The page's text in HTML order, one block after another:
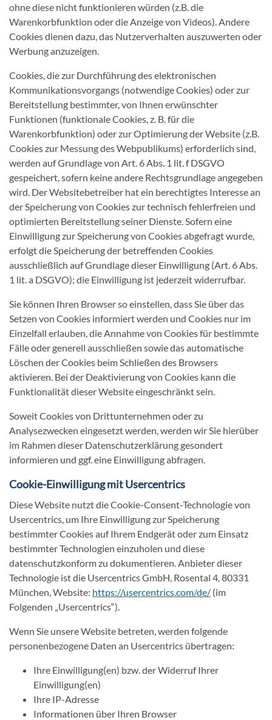
ohne diese nicht funktionieren würden (z.B. die
Warenkorbfunktion oder die Anzeige von Videos). Andere
Cookies dienen dazu, das Nutzerverhalten auszuwerten oder
Werbung anzuzeigen.
Cookies, die zur Durchführung des elektronischen
Kommunikationsvorgangs (notwendige Cookies) oder zur
Bereitstellung bestimmter, von Ihnen erwünschter
Funktionen (funktionale Cookies, z. B. für die
Warenkorbfunktion) oder zur Optimierung der Website (z.B.
Cookies zur Messung des Webpublikums) erforderlich sind,
werden auf Grundlage von Art. 6 Abs. 1 lit. f DSGVO
gespeichert, sofern keine andere Rechtsgrundlage angegeben
wird. Der Websitebetreiber hat ein berechtigtes Interesse an
der Speicherung von Cookies zur technisch fehlerfreien und
optimierten Bereitstellung seiner Dienste. Sofern eine
Einwilligung zur Speicherung von Cookies abgefragt wurde,
erfolgt die Speicherung der betreffenden Cookies
ausschließlich auf Grundlage dieser Einwilligung (Art. 6 Abs.
1 lit. a DSGVO); die Einwilligung ist jederzeit widerrufbar.
Sie können Ihren Browser so einstellen, dass Sie über das
Setzen von Cookies informiert werden und Cookies nur im
Einzelfall erlauben, die Annahme von Cookies für bestimmte
Fälle oder generell ausschließen sowie das automatische
Löschen der Cookies beim Schließen des Browsers
aktivieren. Bei der Deaktivierung von Cookies kann die
Funktionalität dieser Website eingeschränkt sein.
Soweit Cookies von Drittunternehmen oder zu
Analysezwecken eingesetzt werden, werden wir Sie hierüber
im Rahmen dieser Datenschutzerklärung gesondert
informieren und ggf. eine Einwilligung abfragen.
Cookie-Einwilligung mit Usercentrics
Diese Website nutzt die Cookie-Consent-Technologie von
Usercentrics, um Ihre Einwilligung zur Speicherung
bestimmter Cookies auf Ihrem Endgerät oder zum Einsatz
bestimmter Technologien einzuholen und diese
datenschutzkonform zu dokumentieren. Anbieter dieser
Technologie ist die Usercentrics GmbH, Rosental 4, 80331
München, Website: https://usercentrics.com/de/ (im
Folgenden „Usercentrics“).
Wenn Sie unsere Website betreten, werden folgende
personenbezogene Daten an Usercentrics übertragen:
Ihre Einwilligung(en) bzw. der Widerruf Ihrer
Einwilligung(en)
Ihre IP-Adresse
Informationen über Ihren Browser